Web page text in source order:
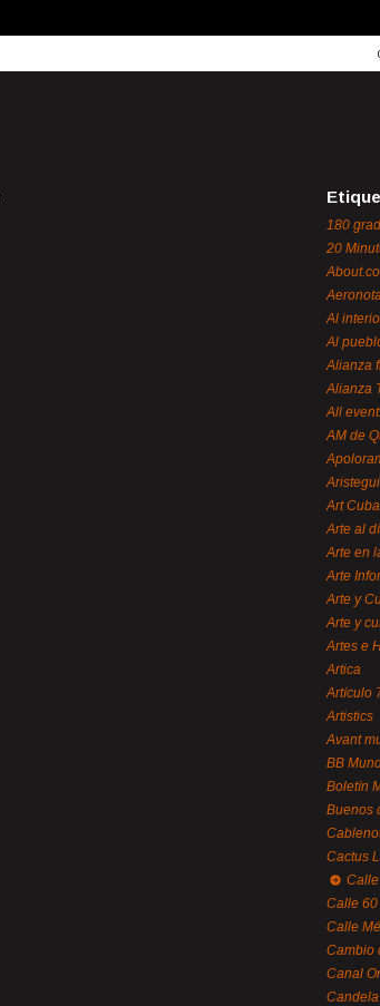
180
20
Al
Al
Alianza
Alianza
All
AM de
Art Cuba
Arte al
Arte en
Arte
Arte y
Arte y
Artes e
Artica
Artículo
Artistics
Avant
BB
Boletín
Buenos
Cactus
Calle 60
Calle
Cambio
Canal